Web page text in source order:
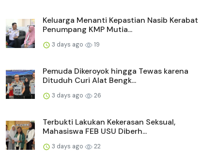
Keluarga Menanti Kepastian Nasib Kerabat
Penumpang KMP Mutia...
3 days ago 19
Pemuda Dikeroyok hingga Tewas karena
Dituduh Curi Alat Bengk...
3 days ago 26
Terbukti Lakukan Kekerasan Seksual,
Mahasiswa FEB USU Diberh...
3 days ago 22